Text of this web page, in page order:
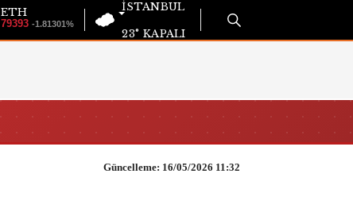
ETH
79393 -1.81301%
İSTANBUL
23° KAPALI
Güncelleme: 16/05/2026 11:32